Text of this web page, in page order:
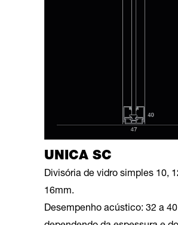
UNICA SC
Divisória de vidro simples 10,
16mm.
Desempenho acústico: 32 a